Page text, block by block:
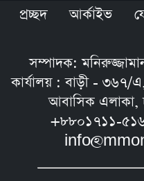
প্রচ্ছদ আর্কাইভ
সম্পাদক:
কার্যালয় : বাড়ী - ৩৬৭/
আবাসিক এলাকা,
+৮৮০১৭১১-